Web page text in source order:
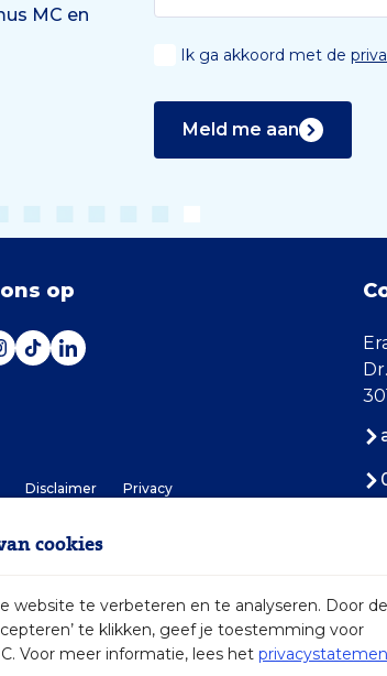
MC en
Ik ga akkoord met de
Meld me aan
op
Disclaimer Privacy
2026 Erasmus MC
cookies
website te verbeteren en te analyseren. Door
te klikken, geef je toestemming voor
Voor meer informatie, lees het